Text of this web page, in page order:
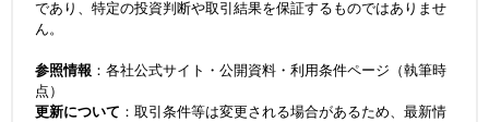
であり、特定の投資判断や取引結果を保証するものではありませ
ん。
参照情報 ：各社公式サイト・公開資料・利用条件ページ（執筆時
点）
更新について ：取引条件等は変更される場合があるため、最新情